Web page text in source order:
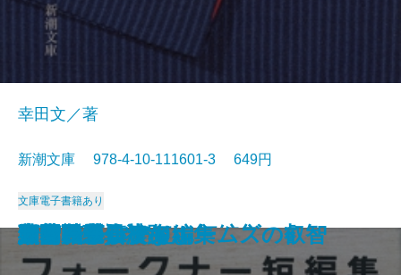
マンスフィールド短編集
太陽の季節
赤と黒〔上〕
ポー詩集
マノン・レスコー
郷愁
智恵子抄
草の花
夜間飛行
父・こんなこと
幸田文／著
新潮文庫 978-4-10-111601-3 649円
文庫電子書籍あり
フォークナー短編集
細雪〔上〕
細雪〔中〕
細雪〔下〕
大和路・信濃路
野菊の墓
西部戦線異状なし
シャーロック・ホームズの叡智
人間について
サンクチュアリ